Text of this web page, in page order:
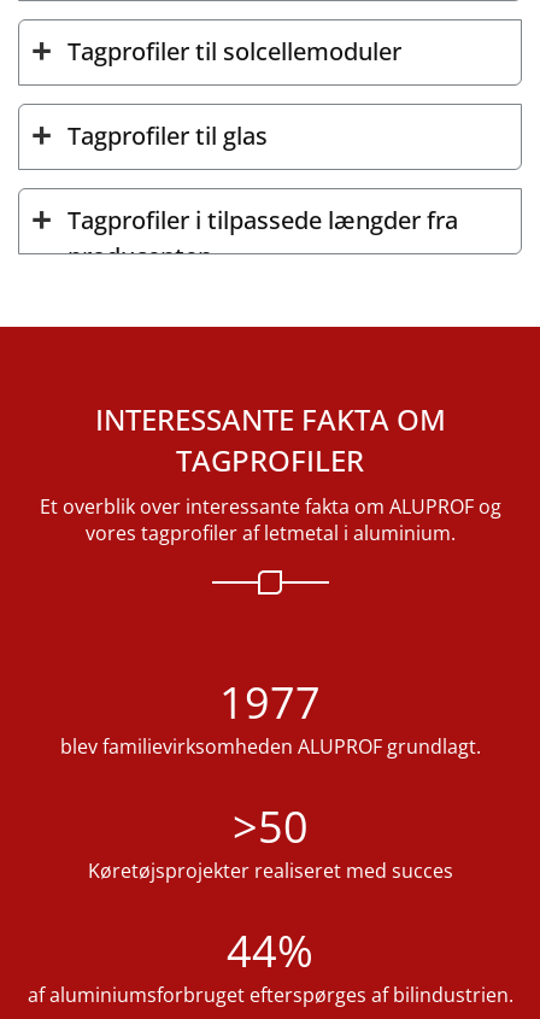
Tagprofiler til solcellemoduler
Tagprofiler til glas
Tagprofiler i tilpassede længder fra
producenten
INTERESSANTE FAKTA OM
TAGPROFILER
Et overblik over interessante fakta om ALUPROF og
vores tagprofiler af letmetal i aluminium.
1977
blev familievirksomheden ALUPROF grundlagt.
>50
Køretøjsprojekter realiseret med succes
44%
af aluminiumsforbruget efterspørges af bilindustrien.